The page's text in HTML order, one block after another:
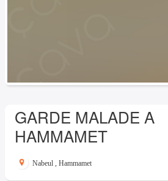
GARDE MALADE A
HAMMAMET
Nabeul , Hammamet